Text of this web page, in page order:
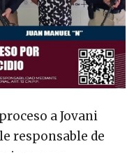
a Jovani
responsable de